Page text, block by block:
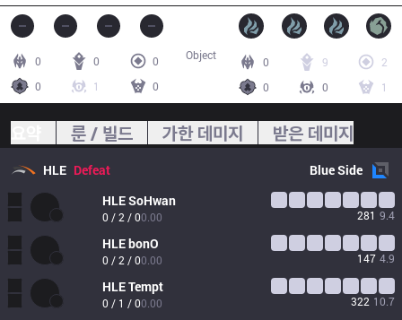
0 0
0
0
1 0
0 9
2
0
0 1
Object
룬 / 빌드 가한 데미지 받은 데미지
HLE Defeat BlueSide
HLESoHwan
0 / 2 / 00.00 281 9.4
HLEbonO
0 / 2 / 00.00 147 4.9
HLETempt
0 / 1 / 00.00 322 10.7